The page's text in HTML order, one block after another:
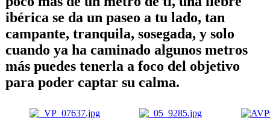
ibérica se da un paseo a tu lado, tan
campante, tranquila, sosegada, y solo
cuando ya ha caminado algunos metros
más puedes tenerla a foco del objetivo
para poder captar su calma.